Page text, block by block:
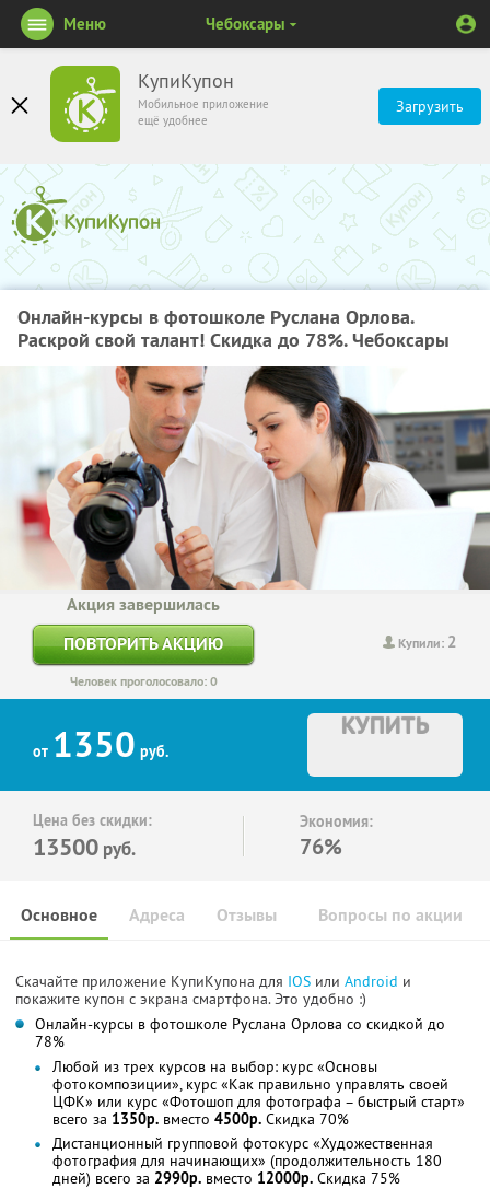
КупиКупон
Мобильное приложение
ещё удобнее
Загрузить
Меню Чебоксары
Онлайн-курсы в фотошколе Руслана Орлова.
Раскрой свой талант! Скидка до 78%. Чебоксары
Купили: 2
Акция завершилась
ПОВТОРИТЬ АКЦИЮ
Человек проголосовало: 0
от 1350 руб.
КУПИТЬ
Цена без скидки:
13500 руб.
Экономия:
76%
Основное Отзывы Вопросы по акции
Адреса
Скачайте приложение КупиКупона для IOS или Android и
покажите купон с экрана смартфона. Это удобно :)
Онлайн-курсы в фотошколе Руслана Орлова со скидкой до
78%
Любой из трех курсов на выбор: курс «Основы
фотокомпозиции», курс «Как правильно управлять своей
ЦФК» или курс «Фотошоп для фотографа – быстрый старт»
всего за 1350р. вместо 4500р. Скидка 70%
Дистанционный групповой фотокурс «Художественная
фотография для начинающих» (продолжительность 180
дней) всего за 2990р. вместо 12000р. Скидка 75%